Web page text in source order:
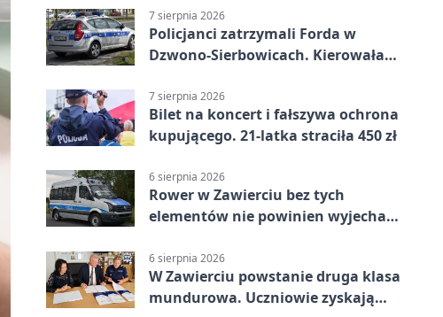
7 sierpnia 2026
Policjanci zatrzymali Forda w
Dzwono-Sierbowicach. Kierowała
7 sierpnia 2026
Bilet na koncert i fałszywa ochrona
kupującego. 21-latka straciła 450 zł
6 sierpnia 2026
Rower w Zawierciu bez tych
elementów nie powinien wyjechać
6 sierpnia 2026
W Zawierciu powstanie druga klasa
mundurowa. Uczniowie zyskają